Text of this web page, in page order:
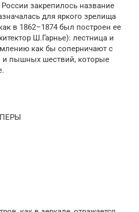
закрепилось название
для яркого зрелища
в 1862–1874 был построен ее
Ш.Гарнье): лестница и
как бы соперничают с
и пышных шествий, которые